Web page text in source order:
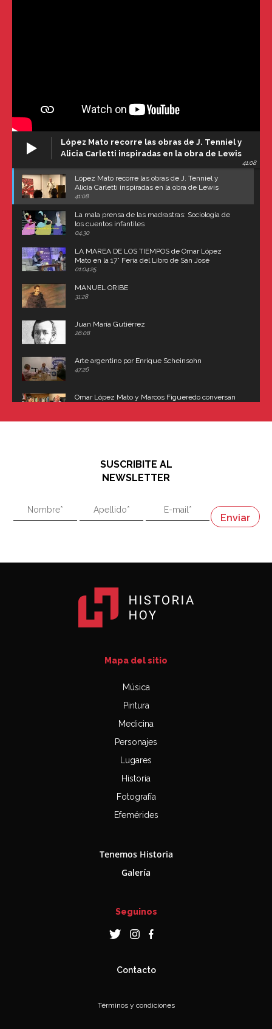
López Mato recorre las obras de J. Tenniel y
Alicia Carletti inspiradas en la obra de Lewis
41:08
López Mato recorre las obras de J. Tenniel y
Alicia Carletti inspiradas en la obra de Lewis
Carroll
41:08
La mala prensa de las madrastras: Sociología de
los cuentos infantiles
04:30
LA MAREA DE LOS TIEMPOS de Omar López
Mato en la 17° Feria del Libro de San José
(Uruguay)
01:04:25
MANUEL ORIBE
31:28
Juan María Gutiérrez
26:08
Arte argentino por Enrique Scheinsohn
47:26
Omar López Mato y Marcos Figueredo conversan
"En política, la estupidez no es una desventaja"
"En política, la estupidez no es una desventaja"
Napoleón
SUSCRIBITE AL
NEWSLETTER
Mapa del sitio
Música
Pintura
Medicina
Personajes
Lugares
Historia
Fotografía
Efemérides
Tenemos Historia
Galería
Seguinos
Contacto
Términos y condiciones